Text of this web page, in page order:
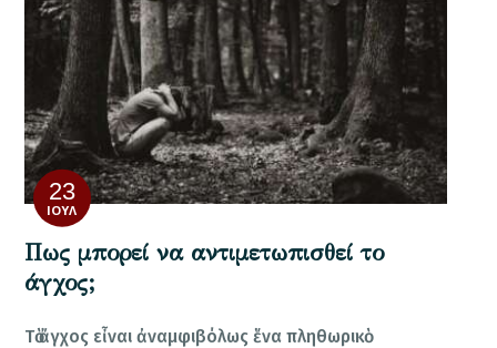
23
ΙΟΎΛ
Πως μπορεί να αντιμετωπισθεί το
άγχος;
Τὸ ἄγχος εἶναι ἀναμφιβόλως ἕνα πληθωρικὸ